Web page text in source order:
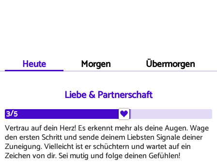
Heute Morgen Übermorgen
Liebe & Partnerschaft
3/5
Vertrau auf dein Herz! Es erkennt mehr als deine Augen. Wage
den ersten Schritt und sende deinem Liebsten Signale deiner
Zuneigung. Vielleicht ist er schüchtern und wartet auf ein
Zeichen von dir. Sei mutig und folge deinen Gefühlen!